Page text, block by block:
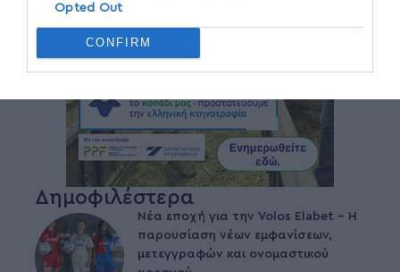
Opted Out
CONFIRM
Δημοφιλέστερα
Νέα εποχή για την Volos Elabet – H
παρουσίαση νέων εμφανίσεων,
μετεγγραφών και ονομαστικού